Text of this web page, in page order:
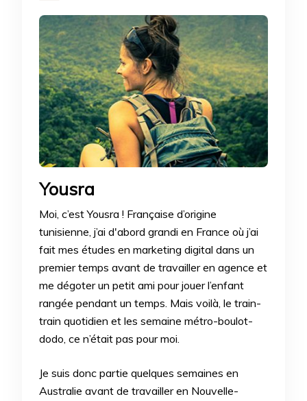
Yousra
Moi, c’est Yousra ! Française d’origine
tunisienne, j’ai d'abord grandi en France où j’ai
fait mes études en marketing digital dans un
premier temps avant de travailler en agence et
me dégoter un petit ami pour jouer l’enfant
rangée pendant un temps. Mais voilà, le train-
train quotidien et les semaine métro-boulot-
dodo, ce n’était pas pour moi.
Je suis donc partie quelques semaines en
Australie avant de travailler en Nouvelle-